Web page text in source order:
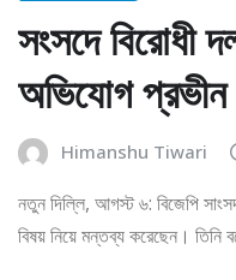
সংসদে বিরোধী
অভিযোগ প্রভীন
Himanshu Tiwari
নতুন দিল্লি, আগস্ট ৬: বিজেপি
বিষয় নিয়ে মন্তব্য করেছেন। তিনি